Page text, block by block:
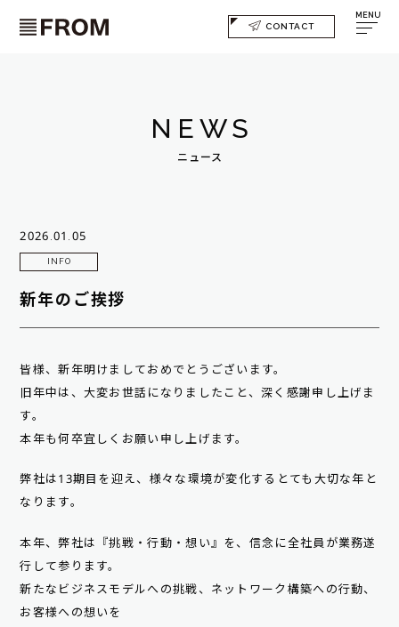
CONTACT
MENU
NEWS
ニュース
2026.01.05
INFO
新年のご挨拶
皆様、新年明けましておめでとうございます。
旧年中は、大変お世話になりましたこと、深く感謝申し上げま
す。
本年も何卒宜しくお願い申し上げます。
弊社は13期目を迎え、様々な環境が変化するとても大切な年と
なります。
本年、弊社は『挑戦・行動・想い』を、信念に全社員が業務遂
行して参ります。
新たなビジネスモデルへの挑戦、ネットワーク構築への行動、
お客様への想いを